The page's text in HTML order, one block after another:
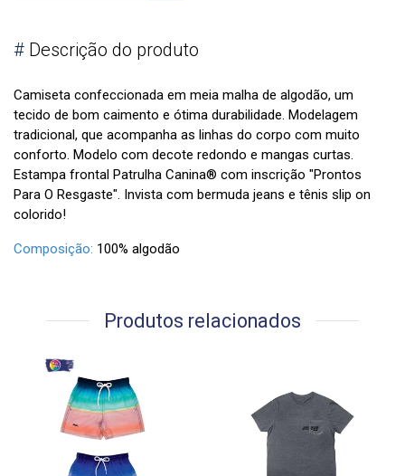
# Descrição do produto
Camiseta confeccionada em meia malha de algodão, um
tecido de bom caimento e ótima durabilidade. Modelagem
tradicional, que acompanha as linhas do corpo com muito
conforto. Modelo com decote redondo e mangas curtas.
Estampa frontal Patrulha Canina® com inscrição "Prontos
Para O Resgaste". Invista com bermuda jeans e tênis slip on
colorido!
Composição: 100% algodão
Produtos relacionados